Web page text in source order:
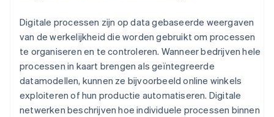
Digitale processen zijn op data gebaseerde weergaven
van de werkelijkheid die worden gebruikt om processen
te organiseren en te controleren. Wanneer bedrijven hele
processen in kaart brengen als geïntegreerde
datamodellen, kunnen ze bijvoorbeeld online winkels
exploiteren of hun productie automatiseren. Digitale
netwerken beschrijven hoe individuele processen binnen